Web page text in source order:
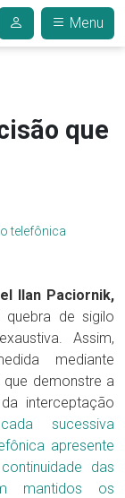
Menu
que
telefônica
Ilan Paciornik,
de sigilo
Assim,
mediante
demonstre a
interceptação
sucessiva
apresente
das
mantidos os